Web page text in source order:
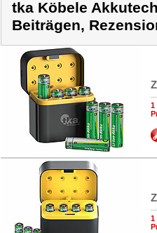
tka Köbele
Beiträgen,
1
1